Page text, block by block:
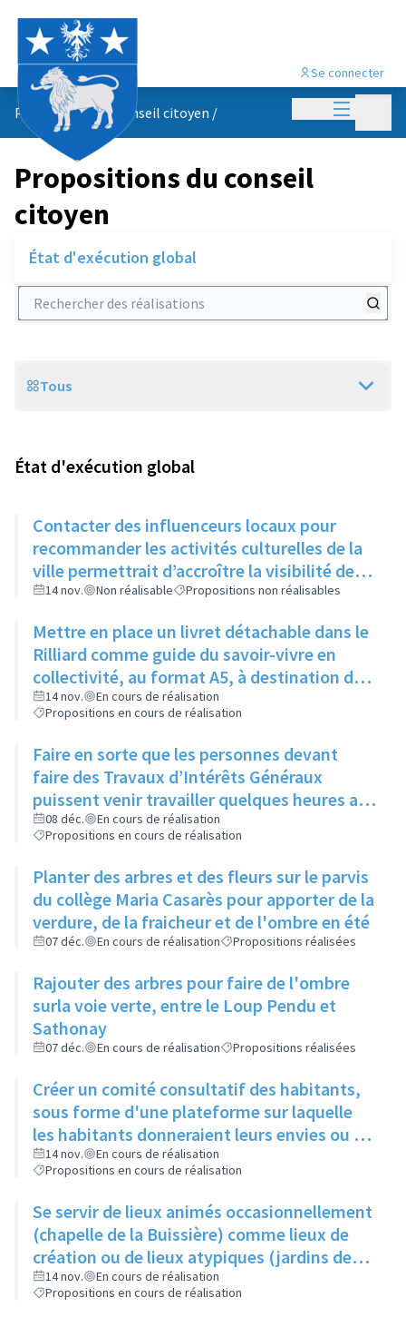
Menu
Se connecter
Propositions du conseil citoyen /
Propositions du conseil
citoyen
État d'exécution global
Rechercher des réalisations
Scope
Tous
État d'exécution global
Contacter des influenceurs locaux pour
recommander les activités culturelles de la
ville permettrait d’accroître la visibilité des
évènements auprès des jeunes
14 nov. Non réalisable Propositions non réalisables
Mettre en place un livret détachable dans le
Rilliard comme guide du savoir-vivre en
collectivité, au format A5, à destination des
immeubles un mois puis des maisons le
mois suivant
14 nov.
En cours de réalisation
Propositions en cours de réalisation
Faire en sorte que les personnes devant
faire des Travaux d’Intérêts Généraux
puissent venir travailler quelques heures aux
restos du cœur dans le cadre de leur
sanction
08 déc.
En cours de réalisation
Propositions en cours de réalisation
Planter des arbres et des fleurs sur le parvis
du collège Maria Casarès pour apporter de la
verdure, de la fraicheur et de l'ombre en été
07 déc. En cours de réalisation Propositions réalisées
Rajouter des arbres pour faire de l'ombre
surla voie verte, entre le Loup Pendu et
Sathonay
07 déc. En cours de réalisation Propositions réalisées
Créer un comité consultatif des habitants,
sous forme d'une plateforme sur laquelle
les habitants donneraient leurs envies ou se
manifesteraient sur leur volonté de
participer à tel ou tel évènement, et où les
acteurs culturels présenteraient ce qu'ils
produisent
14 nov.
En cours de réalisation
Propositions en cours de réalisation
Se servir de lieux animés occasionnellement
(chapelle de la Buissière) comme lieux de
création ou de lieux atypiques (jardins des
Semailles) comme lieux d'exposition pour
photos ou oeuvres
14 nov.
En cours de réalisation
Propositions en cours de réalisation